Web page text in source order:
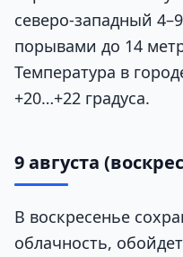
северо-западный
порывами до 14
Температура в
+20…+22 градуса.
9 августа
В воскресенье
облачность,